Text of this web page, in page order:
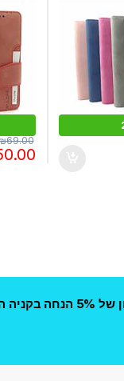
69.00
בקניה הראשונה